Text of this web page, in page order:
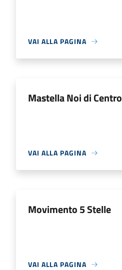
VAI ALLA PAGINA
Mastella Noi di Centro
VAI ALLA PAGINA
Movimento 5 Stelle
VAI ALLA PAGINA